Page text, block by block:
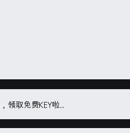
，领取免费KEY啦...